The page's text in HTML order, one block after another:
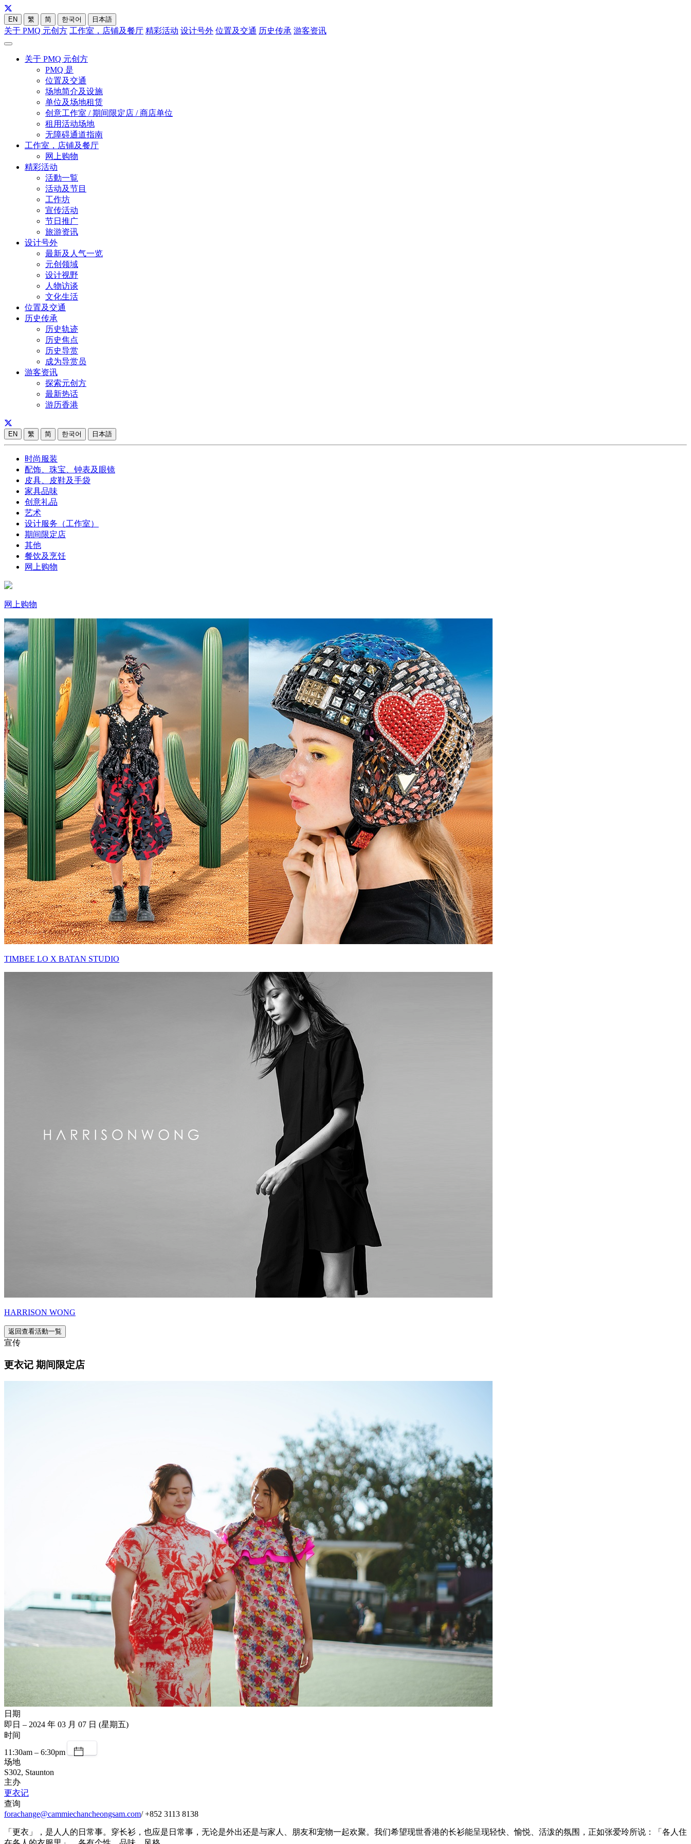
EN 繁 简 한국어 日本語
关于 PMQ 元创方 工作室，店铺及餐厅 精彩活动 设计号外 位置及交通 历史传承 游客资讯
关于 PMQ 元创方
PMQ 是
位置及交通
场地简介及设施
单位及场地租赁
创意工作室 / 期间限定店 / 商店单位
租用活动场地
无障碍通道指南
工作室，店铺及餐厅
网上购物
精彩活动
活動一覧
活动及节目
工作坊
宣传活动
节日推广
旅游资讯
设计号外
最新及人气一览
元创领域
设计视野
人物访谈
文化生活
位置及交通
历史传承
历史轨迹
历史焦点
历史导赏
成为导赏员
游客资讯
探索元创方
最新热话
游历香港
EN 繁 简 한국어 日本語
时尚服装
配饰、珠宝、钟表及眼镜
皮具、皮鞋及手袋
家具品味
创意礼品
艺术
设计服务（工作室）
期间限定店
其他
餐饮及烹饪
网上购物
网上购物
TIMBEE LO X BATAN STUDIO
HARRISON WONG
返回查看活動一覧
宣传
更衣记 期间限定店
日期
即日 – 2024 年 03 月 07 日 (星期五)
时间
11:30am – 6:30pm
场地
S302, Staunton
主办
更衣记
查询
forachange@cammiechancheongsam.com/ +852 3113 8138
「更衣」，是人人的日常事。穿长衫，也应是日常事，无论是外出还是与家人、朋友和宠物一起欢聚。我们希望现世香港的长衫能呈现轻快、愉悦、活泼的氛围，正如张爱玲所说：「各人住